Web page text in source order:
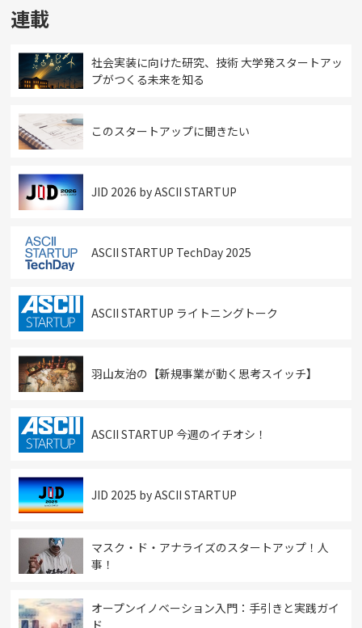
連載
社会実装に向けた研究、技術 大学発スタートアッ
プがつくる未来を知る
このスタートアップに聞きたい
JID 2026 by ASCII STARTUP
ASCII STARTUP TechDay 2025
ASCII STARTUP ライトニングトーク
羽山友治の【新規事業が動く思考スイッチ】
ASCII STARTUP 今週のイチオシ！
JID 2025 by ASCII STARTUP
マスク・ド・アナライズのスタートアップ！人
事！
オープンイノベーション入門：手引きと実践ガイ
ド